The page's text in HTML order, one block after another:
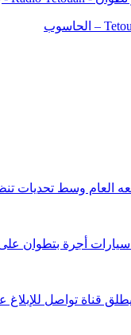
العام وسط تحديات
أجرة بتطوان على
قناة تواصل للإبلاغ